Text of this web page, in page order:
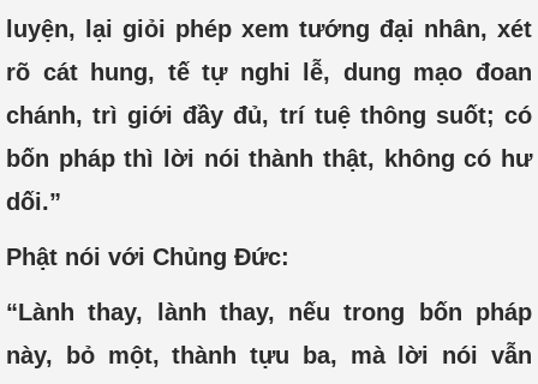
luyện, lại giỏi phép xem tướng đại nhân, xét
rõ cát hung, tế tự nghi lễ, dung mạo đoan
chánh, trì giới đầy đủ, trí tuệ thông suốt; có
bốn pháp thì lời nói thành thật, không có hư
dối.”
Phật nói với Chủng Đức:
“Lành thay, lành thay, nếu trong bốn pháp
này, bỏ một, thành tựu ba, mà lời nói vẫn